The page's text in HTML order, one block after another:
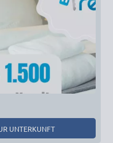
UNTERKUNFT